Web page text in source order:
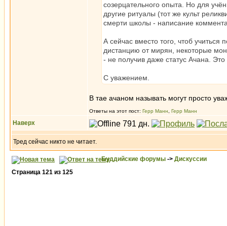
созерцательного опыта. Но для
другие ритуалы (тот же культ
смерти школы - написание
А сейчас вместо того, чтоб
дистанцию от мирян, некоторые
- не получив даже статус Ачана.
С уважением.
В тае ачаном называть могут просто
Ответы на этот пост: Герр Манн Герр Манн
Наверх
Тред сейчас никто не читает.
Буддийские форумы -> Дискуссии
Страница 121 из 125